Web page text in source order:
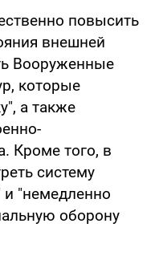
повысить
внешней
Вооруженные
которые
а также
Кроме того, в
систему
и "немедленно
оборону